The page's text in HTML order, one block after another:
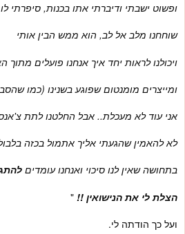
ופשוט ישבתי ודיברתי אתו בכנות, סיפרתי
שוחחנו מלב אל לב, הוא ממש הבין אותי
ויכולנו לראות יחד איך אנחנו פועלים מתוך
ומייצרים מומנטום שפוגע בשנינו (כמו
אני עוד לא מעכלת.. אבל החלטנו לתת
לא להאמין שהגעתי אליך אתמול בכזה
בתחושה שאין לנו סיכוי ואנחנו עומדים
הצלת לי את הנישואין !! "
ועל כך הודתה לי.